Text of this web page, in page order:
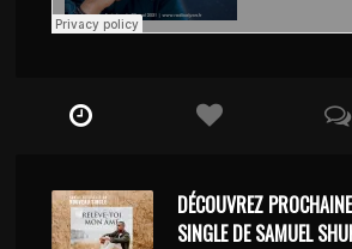
DÉCOUVREZ
SINGLE DE SAMUEL